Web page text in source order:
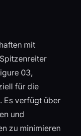
mit
03,
für die
Es verfügt über
und
zu minimieren